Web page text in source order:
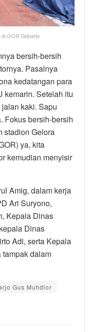
GOR Sidoarjo
bersih-bersih
Pasalnya
kedatangan para
kemarin. Setelah itu
kaki. Sapu
Fokus bersih-bersih
stadion Gelora
ya, kita
kemudian menyisir
Amig, dalam kerja
Ari Suryono,
Kepala Dinas
Dinas
Adi, serta Kepala
dalam
Gus Muhdlor